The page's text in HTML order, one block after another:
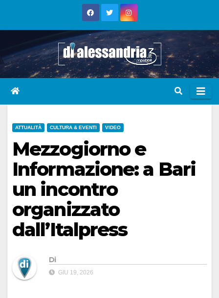
ATTUALITÀ CULTURA & EVENTI VIDEO
Mezzogiorno e
Informazione: a Bari
un incontro
organizzato
dall’Italpress
Di
GIU 19, 2026